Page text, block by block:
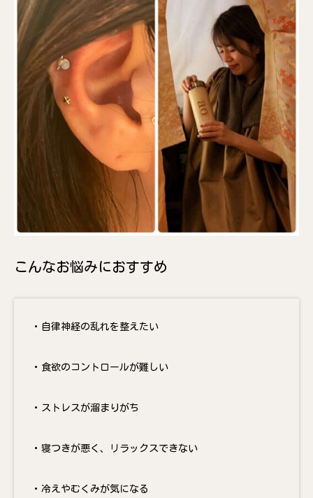
こんなお悩みにおすすめ
・自律神経の乱れを整えたい
・食欲のコントロールが難しい
・ストレスが溜まりがち
・寝つきが悪く、リラックスできない
・冷えやむくみが気になる